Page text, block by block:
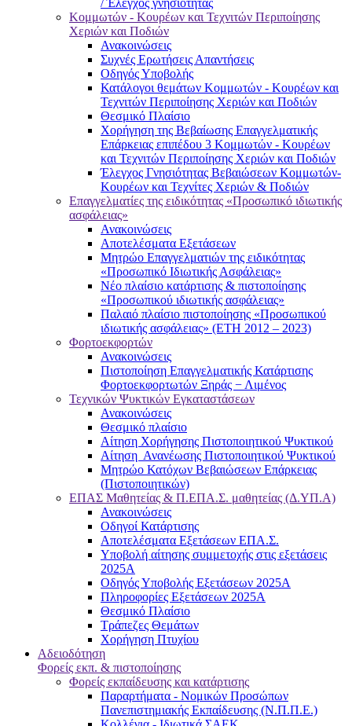
/ Έλεγχος γνησιότητας
Κομμωτών - Κουρέων και Τεχνιτών Περιποίησης
Χεριών και Ποδιών
Ανακοινώσεις
Συχνές Ερωτήσεις Απαντήσεις
Οδηγός Υποβολής
Κατάλογοι θεμάτων Κομμωτών - Κουρέων και
Τεχνιτών Περιποίησης Χεριών και Ποδιών
Θεσμικό Πλαίσιο
Χορήγηση της Βεβαίωσης Επαγγελματικής
Επάρκειας επιπέδου 3 Κομμωτών - Κουρέων
και Τεχνιτών Περιποίησης Χεριών και Ποδιών
Έλεγχος Γνησιότητας Βεβαιώσεων Κομμωτών-
Κουρέων και Τεχνίτες Χεριών & Ποδιών
Επαγγελματίες της ειδικότητας «Προσωπικό ιδιωτικής
ασφάλειας»
Ανακοινώσεις
Αποτελέσματα Εξετάσεων
Μητρώο Επαγγελματιών της ειδικότητας
«Προσωπικό Ιδιωτικής Ασφάλειας»
Νέο πλαίσιο κατάρτισης & πιστοποίησης
«Προσωπικού ιδιωτικής ασφάλειας»
Παλαιό πλαίσιο πιστοποίησης «Προσωπικού
ιδιωτικής ασφάλειας» (ΕΤΗ 2012 – 2023)
Φορτοεκφορτών
Ανακοινώσεις
Πιστοποίηση Επαγγελματικής Κατάρτισης
Φορτοεκφορτωτών Ξηράς − Λιμένος
Τεχνικών Ψυκτικών Εγκαταστάσεων
Ανακοινώσεις
Θεσμικό πλαίσιο
Αίτηση Χορήγησης Πιστοποιητικού Ψυκτικού
Αίτηση Ανανέωσης Πιστοποιητικού Ψυκτικού
Μητρώο Κατόχων Βεβαιώσεων Επάρκειας
(Πιστοποιητικών)
ΕΠΑΣ Μαθητείας & Π.ΕΠΑ.Σ. μαθητείας (Δ.ΥΠ.Α)
Ανακοινώσεις
Oδηγοί Κατάρτισης
Αποτελέσματα Εξετάσεων ΕΠΑ.Σ.
Υποβολή αίτησης συμμετοχής στις εξετάσεις
2025Α
Οδηγός Υποβολής Εξετάσεων 2025A
Πληροφορίες Εξετάσεων 2025Α
Θεσμικό Πλαίσιο
Τράπεζες Θεμάτων
Χορήγηση Πτυχίου
Αδειοδότηση
Φορείς εκπ. & πιστοποίησης
Φορείς εκπαίδευσης και κατάρτισης
Παραρτήματα - Νομικών Προσώπων
Πανεπιστημιακής Εκπαίδευσης (Ν.Π.Π.Ε.)